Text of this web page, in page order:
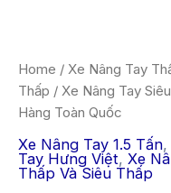
Home / Xe Nâng Tay
Thấp / Xe Nâng Tay
Hàng Toàn Quốc
Xe Nâng Tay 1.5 Tấn,
Tay Hưng Việt, Xe
Thấp Và Siêu Thấp